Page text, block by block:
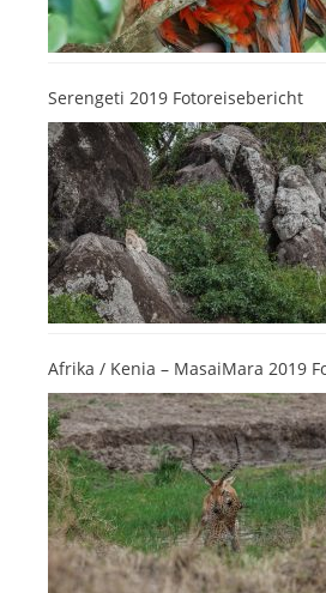
Serengeti 2019 Fotoreisebericht
Afrika / Kenia – MasaiMara 2019